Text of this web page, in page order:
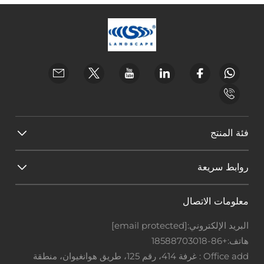
فئة المنتج
روابط سريعة
معلومات الاتصال
البريد الإلكتروني:[email protected]
هاتف: +86-18588703018
Office add : غرفة 414، رقم 125، طريق هوانغيوان، منطقة